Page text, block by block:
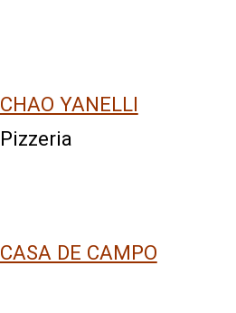
CHAO YANELLI
Pizzeria
CASA DE CAMPO